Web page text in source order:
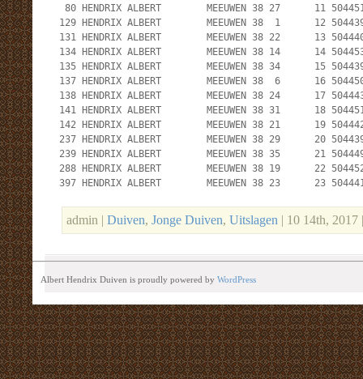
80 HENDRIX ALBERT        MEEUWEN 38 27
129 HENDRIX ALBERT        MEEUWEN 38  1
131 HENDRIX ALBERT        MEEUWEN 38 22
134 HENDRIX ALBERT        MEEUWEN 38 14
135 HENDRIX ALBERT        MEEUWEN 38 34
137 HENDRIX ALBERT        MEEUWEN 38  6
138 HENDRIX ALBERT        MEEUWEN 38 24
141 HENDRIX ALBERT        MEEUWEN 38 31
142 HENDRIX ALBERT        MEEUWEN 38 21
237 HENDRIX ALBERT        MEEUWEN 38 29
239 HENDRIX ALBERT        MEEUWEN 38 35
288 HENDRIX ALBERT        MEEUWEN 38 19
397 HENDRIX ALBERT        MEEUWEN 38 23      23
admin | Duiven, Jonge Duiven, Uitslagen | 10 14th, 2017
Albert Hendrix Duiven is proudly powered by WordPress